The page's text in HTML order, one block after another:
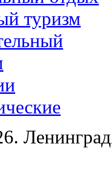
туризм